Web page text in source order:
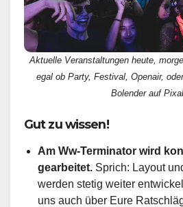
Aktuelle Veranstaltungen heute,
egal ob Party, Festival, Openair,
Bolender auf
Gut zu wissen!
Am Ww-Terminator wird
gearbeitet. Sprich: Layout
werden stetig weiter
uns auch über Eure